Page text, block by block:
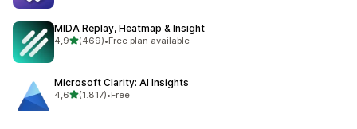
MIDA Replay, Heatmap & Insight
4,95 yıldız üzerinden
(469)
toplam 469 değerlendirme
•Free plan available
Microsoft Clarity: AI Insights
4,65 yıldız üzerinden
(1.817)
toplam 1817 değerlendirme
•Free